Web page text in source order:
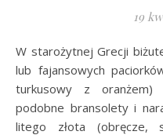
19
W starożytnej Grecji biżuterię stanowiły naszyjniki z pereł
lub fajansowych
turkusowy z oranżem)
podobne bransolety i
litego złota (obręcze,